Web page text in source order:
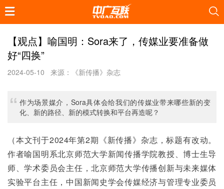
【观点】喻国明：Sora来了，传媒业要准备做
好“四换”
2024-05-10 来源：《新传播》杂志
作为场景媒介，Sora具体会给我们的传媒业带来哪些新的变
化、新的路径、新的模式转换和平台再造呢？
（本文刊于2024年第2期《新传播》杂志，标题有改动。
作者喻国明系北京师范大学新闻传播学院教授、博士生导
师、学术委员会主任，北京师范大学传播创新与未来媒体
实验平台主任，中国新闻史学会传媒经济与管理专业委员